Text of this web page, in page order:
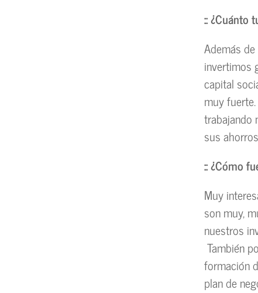
:: ¿Cuánto
Además
invertimos
capital
muy
trabajando
sus
:: ¿Cómo
Muy
son muy,
nuestros
También
formación
plan de